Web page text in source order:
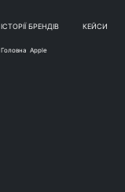
ІСТОРІЇ БРЕНДІВ КЕЙСИ
Головна Apple